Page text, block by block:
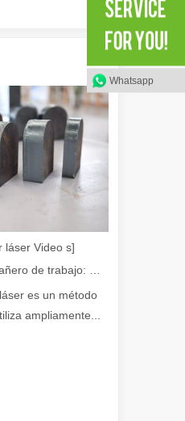
de metales, la eficiencia
láser Video s]
Cómo elegir su compañero de trabajo: máquina de corte por láser
es un método
ampliamente...
Whatsapp